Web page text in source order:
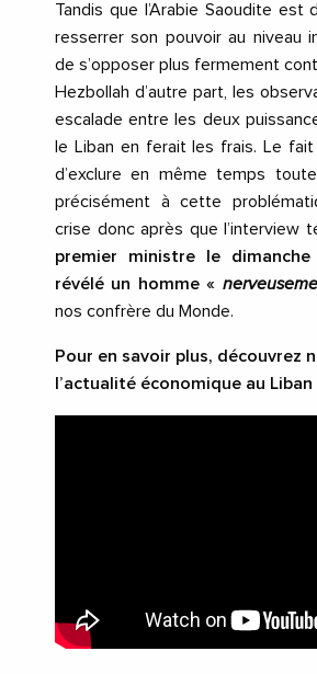
Tandis que l’Arabie Saoudite est
resserrer son pouvoir au niveau
de s’opposer plus fermement
Hezbollah d’autre part, les
escalade entre les deux
le Liban en ferait les frais. Le
d’exclure en même temps
précisément à cette
crise donc après que l’interview
premier ministre le dimanche
révélé un homme «
nos confrère du Monde.
Pour en savoir plus, découvrez
l’actualité économique au Liban